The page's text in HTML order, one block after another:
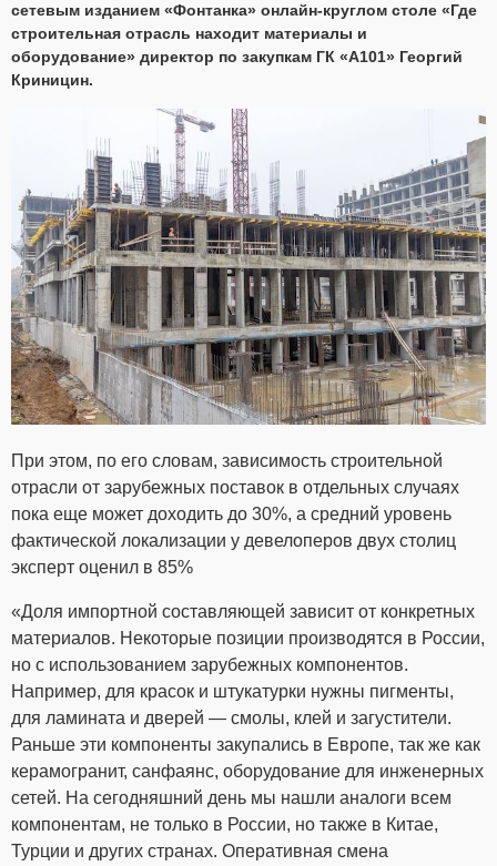
сетевым изданием «Фонтанка» онлайн-круглом столе «Где
строительная отрасль находит материалы и
оборудование» директор по закупкам ГК «А101» Георгий
Криницин.
При этом, по его словам, зависимость строительной
отрасли от зарубежных поставок в отдельных случаях
пока еще может доходить до 30%, а средний уровень
фактической локализации у девелоперов двух столиц
эксперт оценил в 85%
«Доля импортной составляющей зависит от конкретных
материалов. Некоторые позиции производятся в России,
но с использованием зарубежных компонентов.
Например, для красок и штукатурки нужны пигменты,
для ламината и дверей — смолы, клей и загустители.
Раньше эти компоненты закупались в Европе, так же как
керамогранит, санфаянс, оборудование для инженерных
сетей. На сегодняшний день мы нашли аналоги всем
компонентам, не только в России, но также в Китае,
Турции и других странах. Оперативная смена